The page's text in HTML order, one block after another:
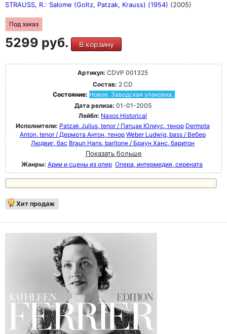
STRAUSS, R.: Salome (Goltz, Patzak, Krauss) (1954) (2005)
Под заказ
5299 руб. В корзину
Артикул: CDVP 001325
Состав: 2 CD
Состояние: Новое. Заводская упаковка.
Дата релиза: 01-01-2005
Лейбл: Naxos Historical
Исполнители: Patzak Julius, tenor / Патцак Юлиус, тенор Dermota
Anton, tenor / Дермота Антон, тенор Weber Ludwig, bass / Вебер
Людвиг, бас Braun Hans, baritone / Браун Ханс, баритон
Показать больше
Жанры: Арии и сцены из опер Опера, интермедия, серената
Хит продаж